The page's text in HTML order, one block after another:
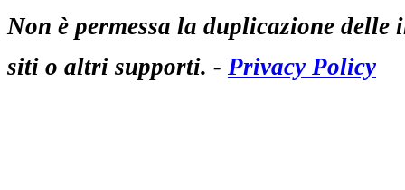
Non è permessa la duplicazione
siti o altri supporti. - Privacy Policy